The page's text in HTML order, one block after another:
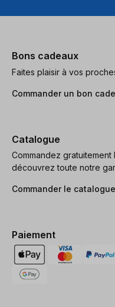
Bons cadeaux
Faites plaisir à vos
Commander un bon
Catalogue
Commandez
découvrez toute notre
Commander le catalogue
Paiement